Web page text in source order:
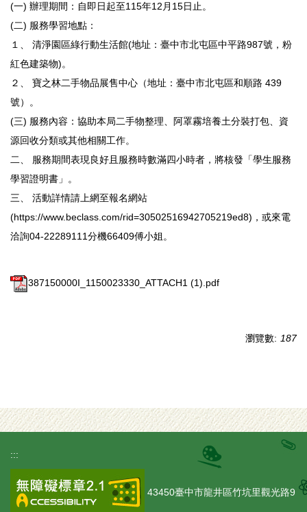
(一) 辦理期間：自即日起至115年12月15日止。
(二) 服務學習地點：
１、 清淨園區綠行動生活館(地址：臺中市北屯區中平路987號，粉
紅色建築物)。
２、 寶之林二手物品展售中心（地址：臺中市北屯區和順路 439
號）。
(三) 服務內容：協助本局二手物整理、阿罩霧培養土分裝打包、資
源回收分類或其他相關工作。
二、 服務期間表現良好且服務時數滿四小時者，將核發「學生服務
學習證明書」。
三、 活動詳情請上網至報名網站
(https://www.beclass.com/rid=30502516942705219ed8)，或來電
洽詢04-22289111分機66409傅小姐。
387150000I_1150023330_ATTACH1 (1).pdf
瀏覽數: 187
:::
43450臺中市龍井區竹坑里觀光路9